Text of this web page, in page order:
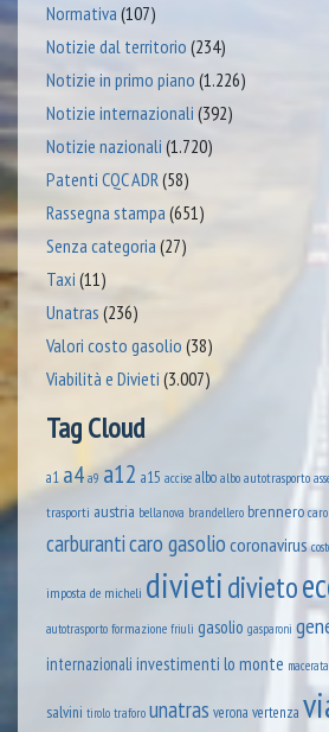
Normativa (107)
Notizie dal territorio (234)
Notizie in primo piano (1.226)
Notizie internazionali (392)
Notizie nazionali (1.720)
Patenti CQC ADR(58)
Rassegna stampa (651)
Senza categoria (27)
Taxi (11)
Unatras (236)
Valori costo gasolio (38)
Viabilità e Divieti (3.007)
Tag Cloud
a1 a4 a9 a12 a15 accise albo albo autotrasporto
trasporti austria bellanova brandellero brennero
carburanticaro gasoliocoronavirus
imposta de micheli divietidivieto
autotrasporto formazione friuli gasolio gasparoni
internazionali investimenti lo monte macerata
salvini tirolo traforo unatras verona vertenza